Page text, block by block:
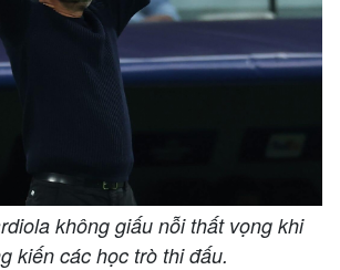
không giấu nỗi thất vọng khi
kiến các học trò thi đấu.